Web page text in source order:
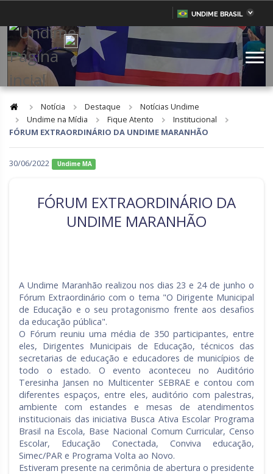
PARA
CONTEÚDO
UNDIME BRASIL
Amazonas
Ceará
Goiás Maranhão
Mato Grosso
Rio Grande do Sul Sergipe
Santa Catarina São Paulo
Tocantins
Notícia Destaque
Notícias Undime
Undime na Mídia
Fique Atento
Institucional
FÓRUM EXTRAORDINÁRIO DA UNDIME MARANHÃO
30/06/2022 Undime MA
FÓRUM EXTRAORDINÁRIO DA
UNDIME MARANHÃO
A Undime Maranhão realizou nos dias 23 e 24 de junho o
Fórum Extraordinário com o tema "O Dirigente Municipal
de Educação e o seu protagonismo frente aos desafios
da educação pública".
O Fórum reuniu uma média de 350 participantes, entre
eles, Dirigentes Municipais de Educação, técnicos das
secretarias de educação e educadores de municípios de
todo o estado. O evento aconteceu no Auditório
Teresinha Jansen no Multicenter SEBRAE e contou com
diferentes espaços, entre eles, auditório com palestras,
ambiente com estandes e mesas de atendimentos
institucionais das iniciativa Busca Ativa Escolar Programa
Brasil na Escola, Base Nacional Comum Curricular, Censo
Escolar, Educação Conectada, Conviva educação,
Simec/PAR e Programa Volta ao Novo.
Estiveram presente na cerimônia de abertura o presidente